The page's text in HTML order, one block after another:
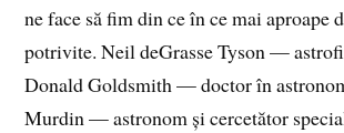
ne face să fim din ce în ce mai aproape
potrivite. Neil deGrasse Tyson —
Donald Goldsmith — doctor în
Murdin — astronom și cercetător